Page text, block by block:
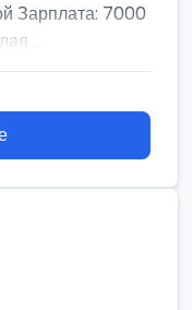
Зарплата: 7000
...